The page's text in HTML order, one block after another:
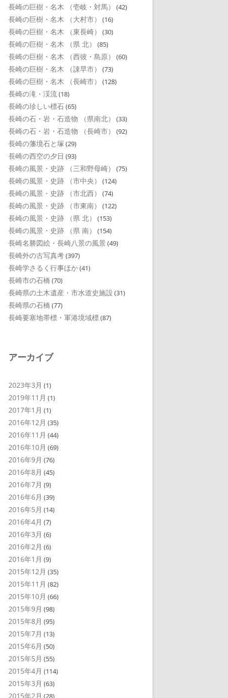
長崎の巨樹・名木 （壱岐・対馬） (42)
長崎の巨樹・名木 （大村市） (16)
長崎の巨樹・名木 （東長崎） (30)
長崎の巨樹・名木 （県 北） (85)
長崎の巨樹・名木 （西彼・島原） (60)
長崎の巨樹・名木 （諌早市） (73)
長崎の巨樹・名木 （長崎市） (128)
長崎の滝・渓流(18)
長崎の珍しい標石(65)
長崎の石・岩・石造物 （県南北） (33)
長崎の石・岩・石造物 （長崎市） (92)
長崎の藩境石と塚 (29)
長崎の西空の夕日 (93)
長崎の風景・史跡 （三和野母崎） (75)
長崎の風景・史跡 （市中央） (124)
長崎の風景・史跡 （市北西） (74)
長崎の風景・史跡 （市東南） (122)
長崎の風景・史跡 （県 北） (153)
長崎の風景・史跡 （県 南） (154)
長崎名勝図絵・長崎八景の風景 (49)
長崎外の古写真考(397)
長崎学さるく行事ほか(41)
長崎市の石橋 (70)
長崎県の土木遺産・市水道史施設 (31)
長崎県の石橋 (77)
長崎要塞地帯標・軍港境域標(87)
アーカイブ
2023年3月 (1)
2019年11月 (1)
2017年1月 (1)
2016年12月 (35)
2016年11月 (44)
2016年10月 (69)
2016年9月 (76)
2016年8月 (45)
2016年7月 (9)
2016年6月 (39)
2016年5月 (14)
2016年4月 (7)
2016年3月 (6)
2016年2月 (6)
2016年1月 (9)
2015年12月 (35)
2015年11月 (82)
2015年10月 (66)
2015年9月 (98)
2015年8月 (95)
2015年7月 (13)
2015年6月 (50)
2015年5月 (55)
2015年4月 (114)
2015年3月 (63)
2015年2月 (28)